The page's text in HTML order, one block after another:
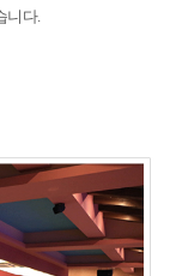
니다.